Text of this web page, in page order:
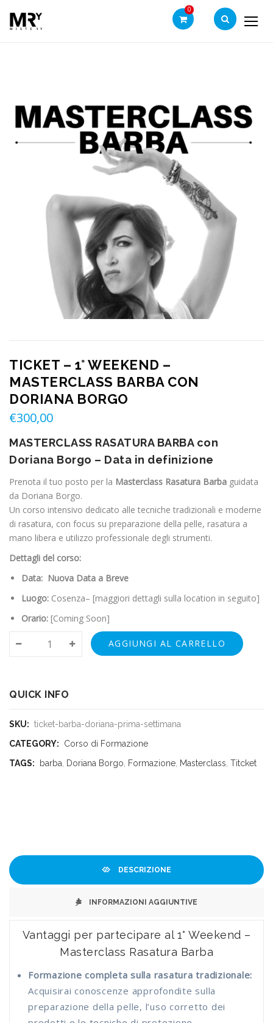
0
TICKET – 1° WEEKEND –
MASTERCLASS BARBA CON
DORIANA BORGO
€300,00
MASTERCLASS RASATURA BARBA con
Doriana Borgo – Data in definizione
Prenota il tuo posto per la Masterclass Rasatura Barba guidata
da Doriana Borgo.
Un corso intensivo dedicato alle tecniche tradizionali e moderne
di rasatura, con focus su preparazione della pelle, rasatura a
mano libera e utilizzo professionale degli strumenti.
Dettagli del corso:
Data: Nuova Data a Breve
Luogo: Cosenza– [maggiori dettagli sulla location in seguito]
Orario: [Coming Soon]
AGGIUNGI AL CARRELLO
QUICK INFO
SKU: ticket-barba-doriana-prima-settimana
CATEGORY:
Corso di Formazione
TAGS:
barba Doriana Borgo Formazione Masterclass Titcket
DESCRIZIONE
INFORMAZIONI AGGIUNTIVE
Vantaggi per partecipare al 1° Weekend –
Masterclass Rasatura Barba
Formazione completa sulla rasatura tradizionale:
Acquisirai conoscenze approfondite sulla
preparazione della pelle, l’uso corretto dei